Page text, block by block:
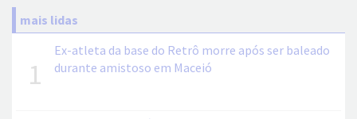
mais lidas
1
Ex-atleta da base do Retrô morre após ser baleado
durante amistoso em Maceió